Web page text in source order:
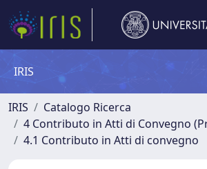
IRIS
IRIS
Catalogo Ricerca
4 Contributo in Atti di Convegno
4.1 Contributo in Atti di convegno